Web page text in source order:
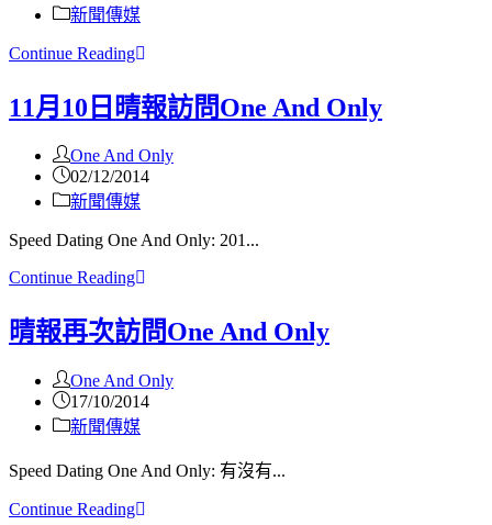
新聞傳媒
Continue Reading
11月10日晴報訪問One And Only
One And Only
02/12/2014
新聞傳媒
Speed Dating One And Only: 201...
Continue Reading
晴報再次訪問One And Only
One And Only
17/10/2014
新聞傳媒
Speed Dating One And Only: 有沒有...
Continue Reading